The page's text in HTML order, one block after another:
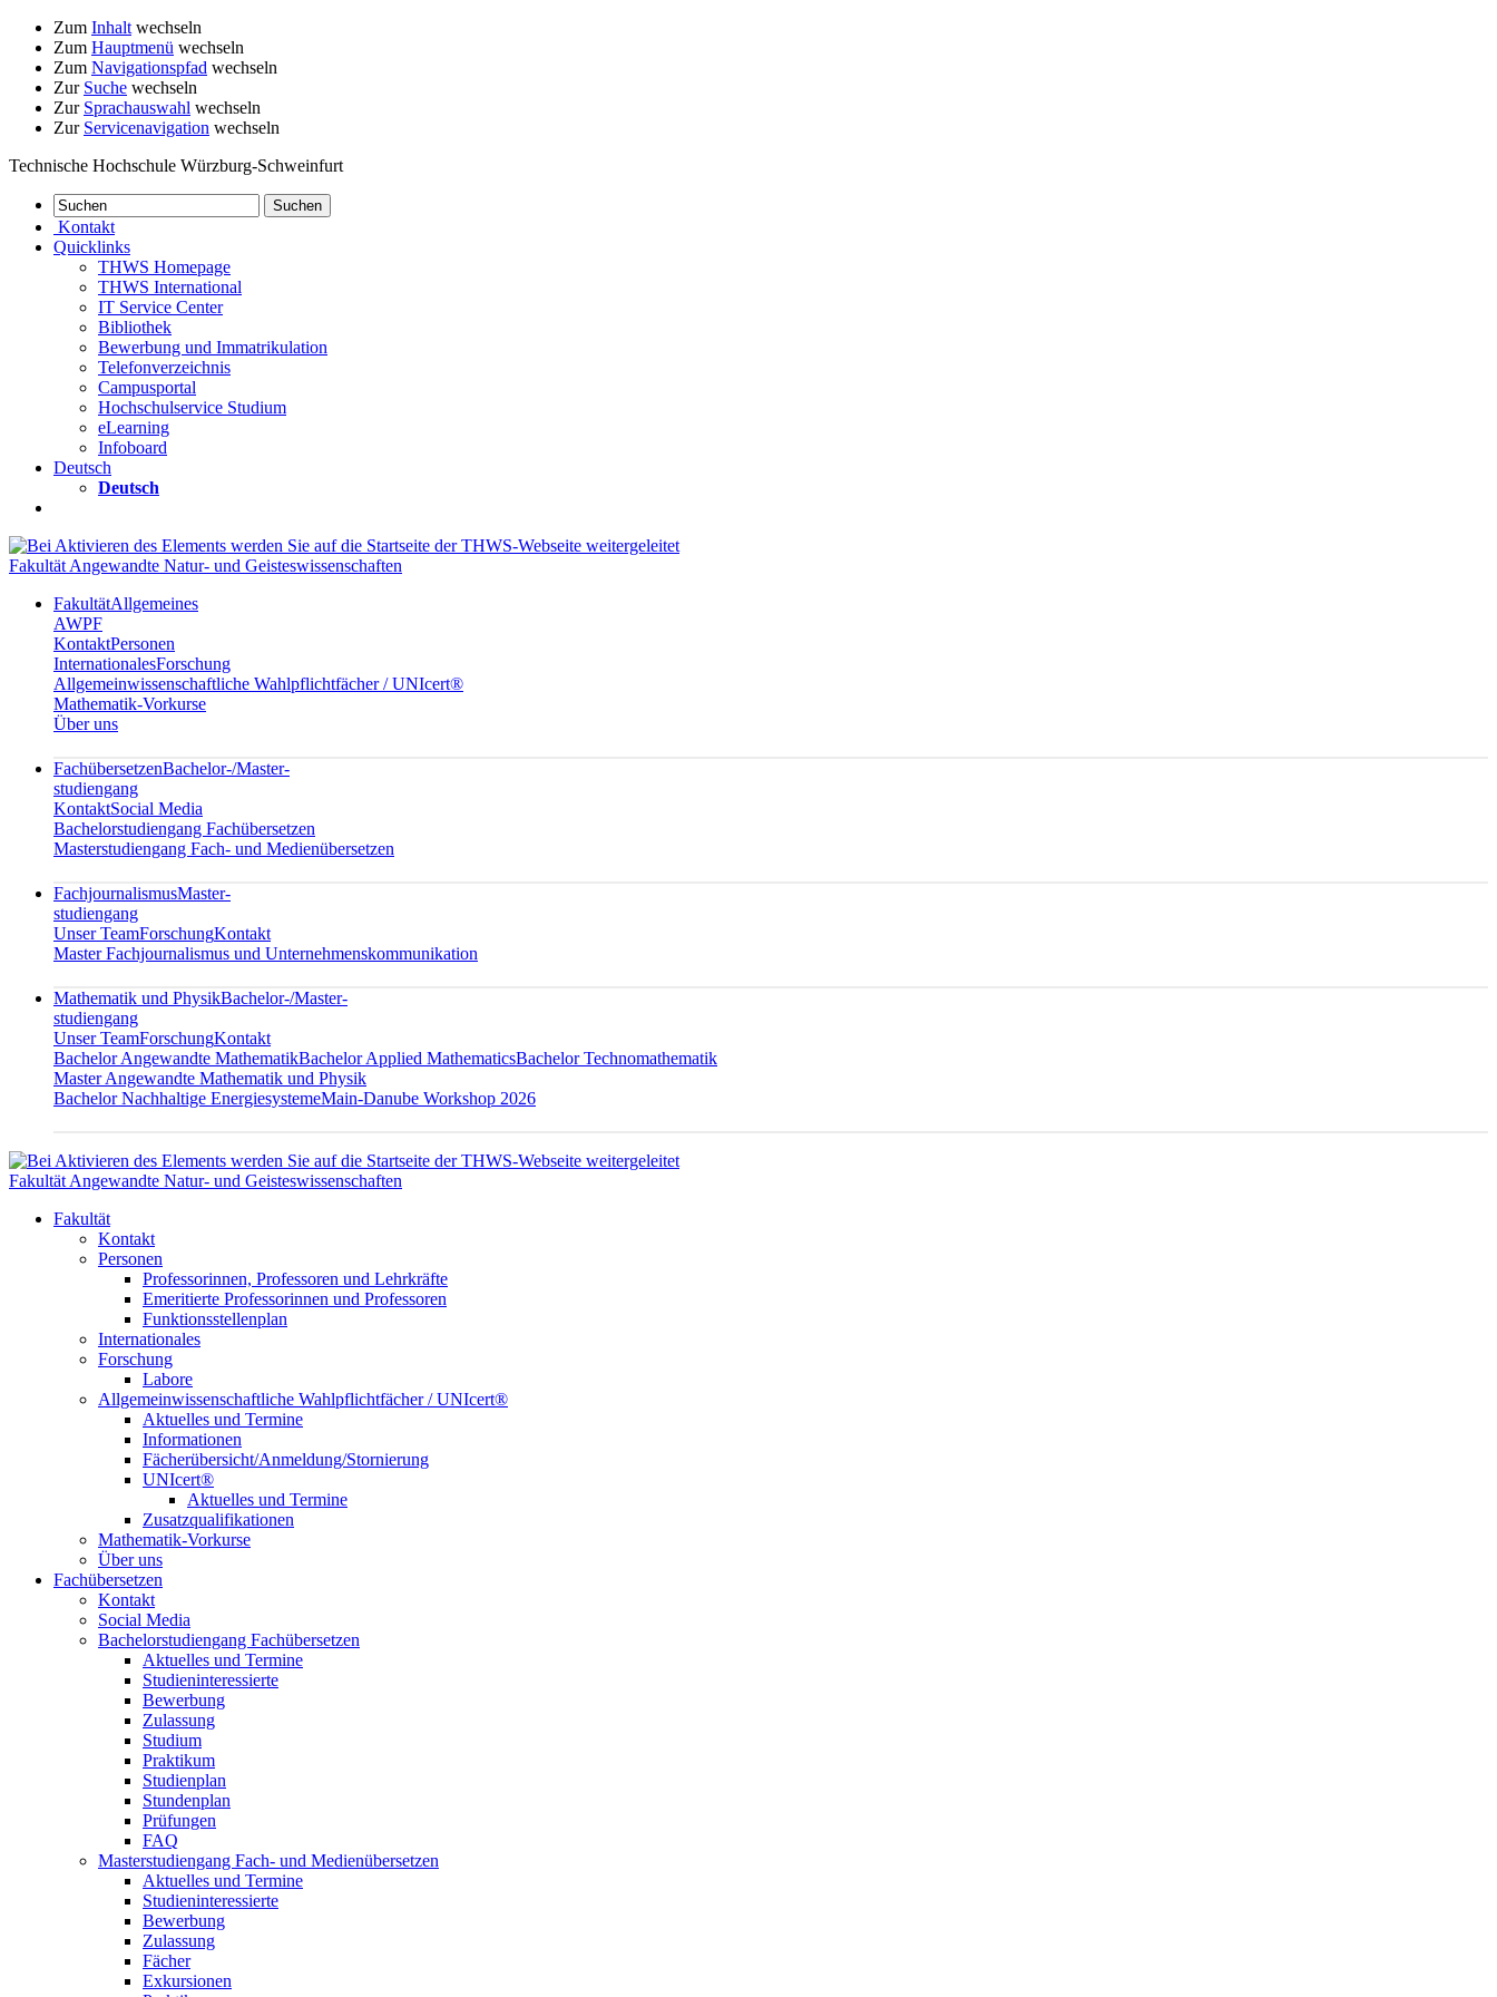
Zum Inhalt wechseln
Zum Hauptmenü wechseln
Zum Navigationspfad wechseln
Zur Suche wechseln
Zur Sprachauswahl wechseln
Zur Servicenavigation wechseln
Technische Hochschule Würzburg-Schweinfurt
Kontakt
Quicklinks
THWS Homepage
THWS International
IT Service Center
Bibliothek
Bewerbung und Immatrikulation
Telefonverzeichnis
Campusportal
Hochschulservice Studium
eLearning
Infoboard
Deutsch
Deutsch
Fakultät Angewandte Natur- und Geisteswissenschaften
FakultätAllgemeines
AWPF
KontaktPersonen
InternationalesForschung
Allgemeinwissenschaftliche Wahlpflichtfächer / UNIcert®
Mathematik-Vorkurse
Über uns
FachübersetzenBachelor-/Master-
studiengang
KontaktSocial Media
Bachelorstudiengang Fachübersetzen
Masterstudiengang Fach- und Medienübersetzen
FachjournalismusMaster-
studiengang
Unser TeamForschungKontakt
Master Fachjournalismus und Unternehmenskommunikation
Mathematik und PhysikBachelor-/Master-
studiengang
Unser TeamForschungKontakt
Bachelor Angewandte MathematikBachelor Applied MathematicsBachelor Technomathematik
Master Angewandte Mathematik und Physik
Bachelor Nachhaltige EnergiesystemeMain-Danube Workshop 2026
Fakultät Angewandte Natur- und Geisteswissenschaften
Fakultät
Kontakt
Personen
Professorinnen, Professoren und Lehrkräfte
Emeritierte Professorinnen und Professoren
Funktionsstellenplan
Internationales
Forschung
Labore
Allgemeinwissenschaftliche Wahlpflichtfächer / UNIcert®
Aktuelles und Termine
Informationen
Fächerübersicht/Anmeldung/Stornierung
UNIcert®
Aktuelles und Termine
Zusatzqualifikationen
Mathematik-Vorkurse
Über uns
Fachübersetzen
Kontakt
Social Media
Bachelorstudiengang Fachübersetzen
Aktuelles und Termine
Studieninteressierte
Bewerbung
Zulassung
Studium
Praktikum
Studienplan
Stundenplan
Prüfungen
FAQ
Masterstudiengang Fach- und Medienübersetzen
Aktuelles und Termine
Studieninteressierte
Bewerbung
Zulassung
Fächer
Exkursionen